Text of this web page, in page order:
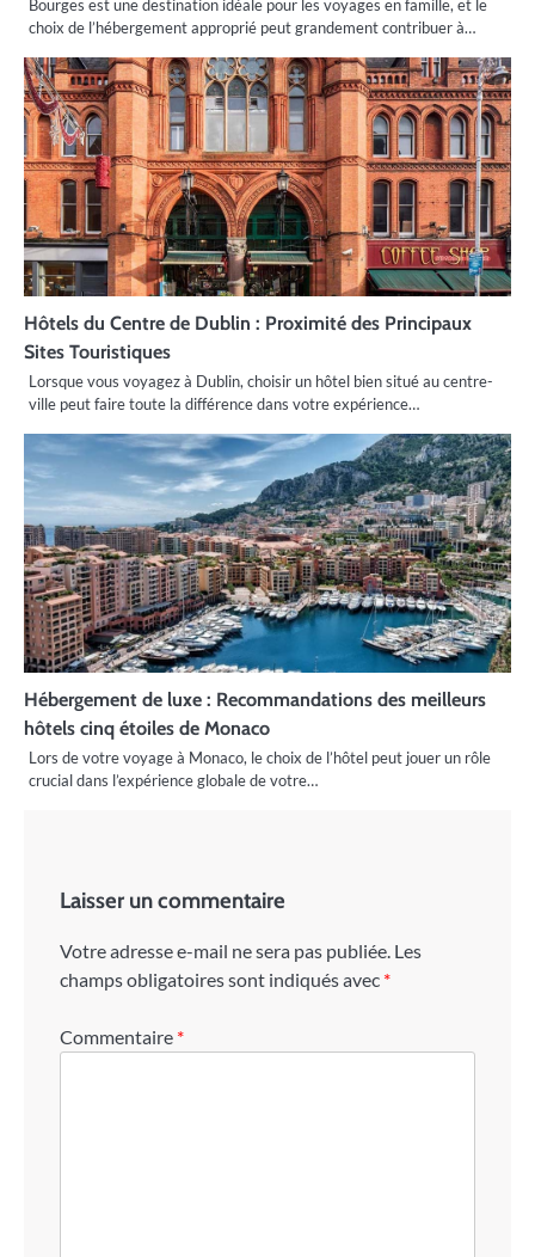
Bourges est une destination idéale pour les voyages en famille, et le
choix de l’hébergement approprié peut grandement contribuer à…
Hôtels du Centre de Dublin : Proximité des Principaux
Sites Touristiques
Lorsque vous voyagez à Dublin, choisir un hôtel bien situé au centre-
ville peut faire toute la différence dans votre expérience…
Hébergement de luxe : Recommandations des meilleurs
hôtels cinq étoiles de Monaco
Lors de votre voyage à Monaco, le choix de l’hôtel peut jouer un rôle
crucial dans l’expérience globale de votre…
Laisser un commentaire
Votre adresse e-mail ne sera pas publiée. Les
champs obligatoires sont indiqués avec *
Commentaire *